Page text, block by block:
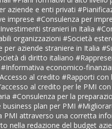
aziende e enti privati
imprese#Consulenza per
stranieri in Italia
organizzazioni#Società
per aziende straniere in Italia
di diritto italiano
#Informativa economico-
al credito#Rapporti con
al credito per le PMI
#Consulenza per la
business plan per PMI
PMI attraverso una corretta
nella redazione del budget